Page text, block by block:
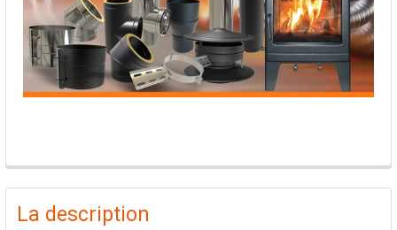
PRODUITS
FRÉQUEMMENT
ACHETÉS
La description